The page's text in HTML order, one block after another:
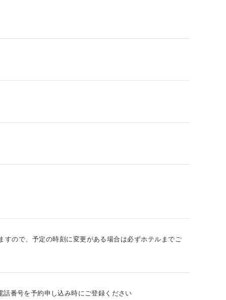
すので、予定の時刻に変更がある場合は必ずホテルまでご
話番号を予約申し込み時にご登録ください